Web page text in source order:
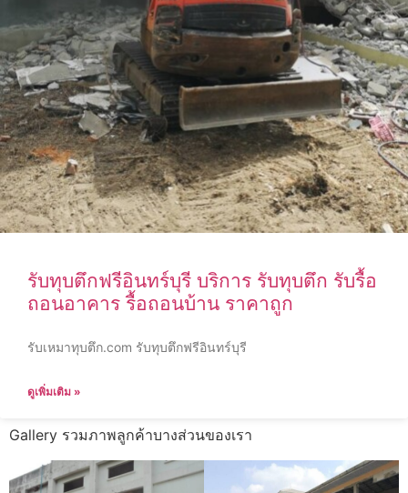
รับทุบตึกฟรีอินทร์บุรี บริการ รับทุบตึก รับรื้อ
ถอนอาคาร รื้อถอนบ้าน ราคาถูก
รับเหมาทุบตึก.com รับทุบตึกฟรีอินทร์บุรี
ดูเพิ่มเติม »
Gallery รวมภาพลูกค้าบางส่วนของเรา